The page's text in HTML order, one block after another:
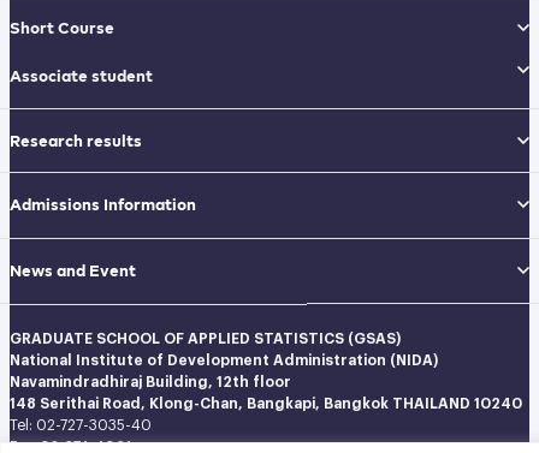
Short Course
Associate student
Research results
Admissions Information
News and Event
GRADUATE SCHOOL OF APPLIED STATISTICS (GSAS)
National Institute of Development Administration (NIDA)
Navamindradhiraj Building, 12th floor
148 Serithai Road, Klong-Chan, Bangkapi, Bangkok THAILAND 10240
Tel: 02-727-3035-40
Fax: 02-374-4061